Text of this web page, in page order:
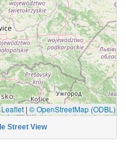
Leaflet | © OpenStreetMap (ODBL)
Street View